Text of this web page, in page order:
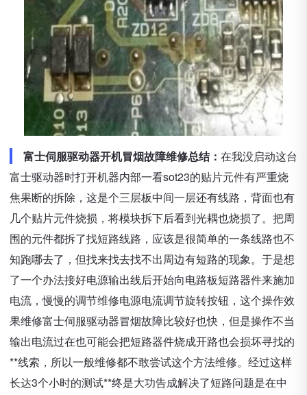
富士伺服驱动器开机冒烟故障维修总结： 在我没启动这台
富士驱动器时打开机器内部一看sot23的贴片元件有严重烧
焦果断的拆除，这是个三层板中间一层还有线路，背面也有
几个贴片元件烧损，将模块拆下后看到光耦也烧损了。把周
围的元件都拆了找短路线路，应该是很简单的一条线路也不
知跑哪去了，但找来找去找不出周边有短路的现象。于是想
了一个办法接好电源输出线后开始向电路板短路器件来施加
电流，慢慢的调节维修电源电流调节旋转按钮，这个操作效
果维修富士伺服驱动器冒烟故障比较好也快，但是操作不当
输出电流过在也可能会把短路器件烧成开路也会损坏寻找的
**线索，所以一般维修都不敢尝试这个方法维修。经过这样
长达3个小时的测试**终是大功告成解决了短路问题是在中